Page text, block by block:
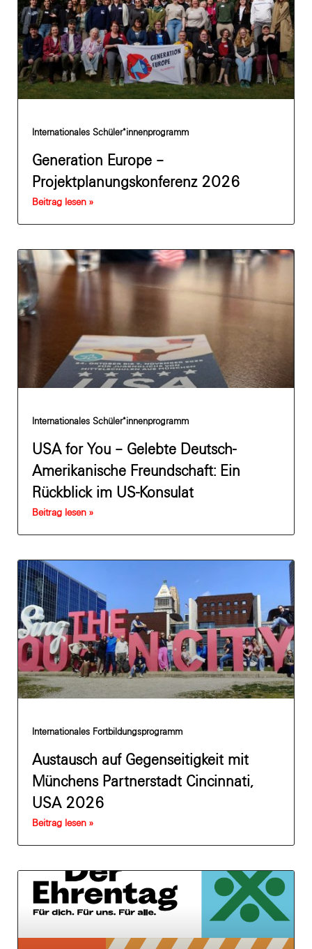
Internationales Schüler*innenprogramm
Generation Europe –
Projektplanungskonferenz 2026
Beitrag lesen »
Internationales Schüler*innenprogramm
USA for You – Gelebte Deutsch-
Amerikanische Freundschaft: Ein
Rückblick im US-Konsulat
Beitrag lesen »
Internationales Fortbildungsprogramm
Austausch auf Gegenseitigkeit mit
Münchens Partnerstadt Cincinnati,
USA 2026
Beitrag lesen »